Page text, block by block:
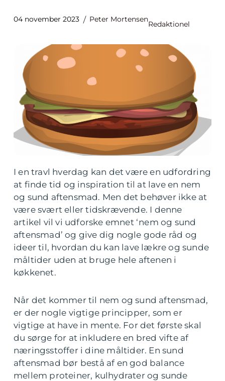
04 november 2023 Peter Mortensen
Redaktionel
I en travl hverdag kan det være en udfordring
at finde tid og inspiration til at lave en nem
og sund aftensmad. Men det behøver ikke at
være svært eller tidskrævende. I denne
artikel vil vi udforske emnet ‘nem og sund
aftensmad’ og give dig nogle gode råd og
ideer til, hvordan du kan lave lækre og sunde
måltider uden at bruge hele aftenen i
køkkenet.
Når det kommer til nem og sund aftensmad,
er der nogle vigtige principper, som er
vigtige at have in mente. For det første skal
du sørge for at inkludere en bred vifte af
næringsstoffer i dine måltider. En sund
aftensmad bør bestå af en god balance
mellem proteiner, kulhydrater og sunde